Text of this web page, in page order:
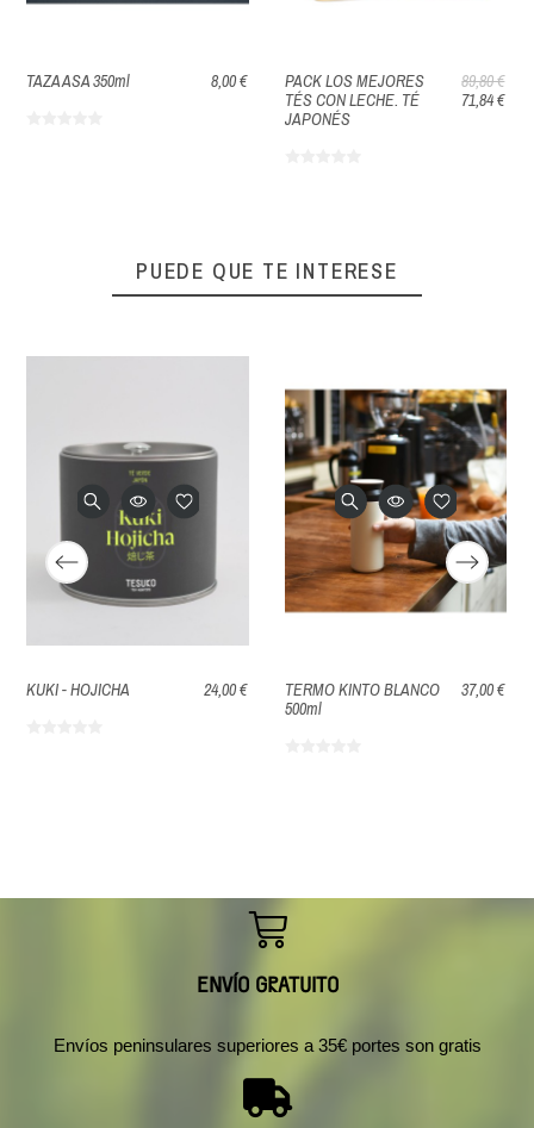
TAZA ASA 350ml 8,00 €
PACK LOS MEJORES
TÉS CON LECHE. TÉ
JAPONÉS
89,80 €
71,84 €
PUEDE QUE TE INTERESE
KUKI - HOJICHA 24,00 €
TERMO KINTO BLANCO
500ml
37,00 €
ENVÍO GRATUITO
Envíos peninsulares superiores a 35€ portes son gratis